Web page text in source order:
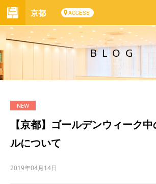
京都 ACCESS
BLOG
【京都】ゴールデンウィーク
ルについて
2019年04月14日